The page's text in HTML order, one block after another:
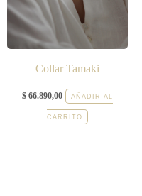
Collar Tamaki
$ 66.890,00 AÑADIR AL
CARRITO